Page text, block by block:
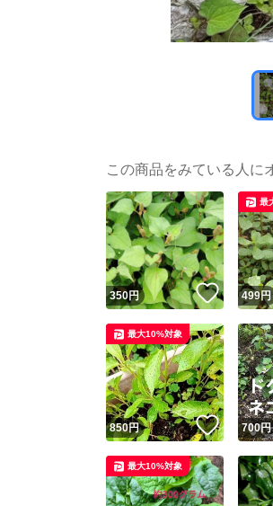
この商品をみている人に
350円 いいね
499円
最
850円 いいね
最大10%対象
700円
最大10%対象